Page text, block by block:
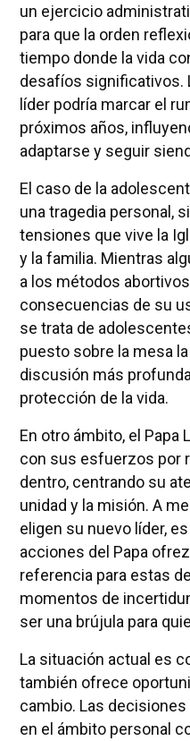
un ejercicio
para que la orden
tiempo donde la vida
desafíos significativos.
líder podría marcar el
próximos años,
adaptarse y seguir
El caso de la
una tragedia personal,
tensiones que vive la
y la familia. Mientras
a los métodos
consecuencias de su
se trata de
puesto sobre la mesa
discusión más
protección de la vida.
En otro ámbito, el Papa
con sus esfuerzos por
dentro, centrando su
unidad y la misión. A
eligen su nuevo líder,
acciones del Papa
referencia para estas
momentos de
ser una brújula para
La situación actual es
también ofrece
cambio. Las
en el ámbito personal